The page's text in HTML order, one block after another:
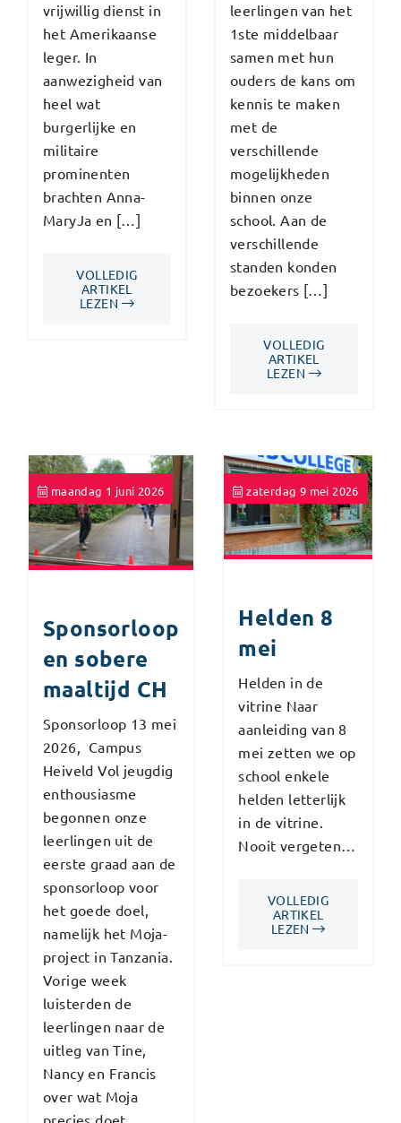
vrijwillig dienst in
het Amerikaanse
leger. In
aanwezigheid van
heel wat
burgerlijke en
militaire
prominenten
brachten Anna-
MaryJa en […]
VOLLEDIG
ARTIKEL
LEZEN
leerlingen van het
1ste middelbaar
samen met hun
ouders de kans om
kennis te maken
met de
verschillende
mogelijkheden
binnen onze
school. Aan de
verschillende
standen konden
bezoekers […]
VOLLEDIG
ARTIKEL
LEZEN
maandag 1 juni 2026
Sponsorloop
en sobere
maaltijd CH
Sponsorloop 13 mei
2026, Campus
Heiveld Vol jeugdig
enthousiasme
begonnen onze
leerlingen uit de
eerste graad aan de
sponsorloop voor
het goede doel,
namelijk het Moja-
project in Tanzania.
Vorige week
luisterden de
leerlingen naar de
uitleg van Tine,
Nancy en Francis
over wat Moja
zaterdag 9 mei 2026
Helden 8
mei
Helden in de
vitrine Naar
aanleiding van 8
mei zetten we op
school enkele
helden letterlijk
in de vitrine.
Nooit vergeten…
VOLLEDIG
ARTIKEL
LEZEN